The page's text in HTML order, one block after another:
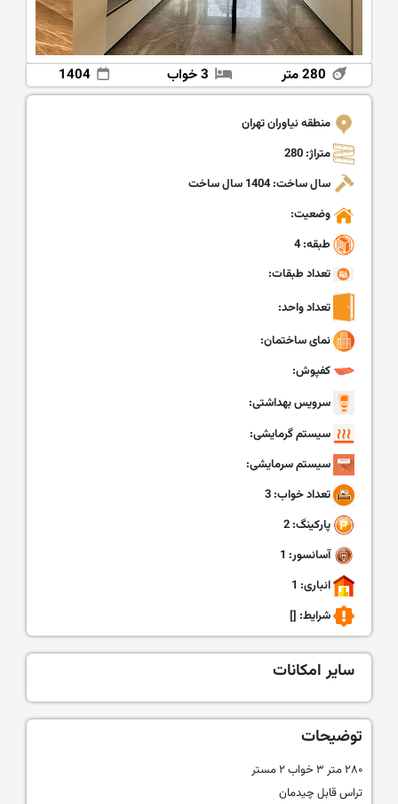
280 متر 3 خواب 1404
منطقه نیاوران تهران
متراژ: 280
سال ساخت: 1404 سال ساخت
وضعیت:
طبقه: 4
تعداد طبقات:
تعداد واحد:
نمای ساختمان:
کفپوش:
سرویس بهداشتی:
سیستم گرمایشی:
سیستم سرمایشی:
تعداد خواب: 3
پارکینگ: 2
آسانسور: 1
انباری: 1
شرایط: []
سایر امکانات
توضیحات
۲۸۰ متر ۳ خواب ۲ مستر
تراس قابل چیدمان